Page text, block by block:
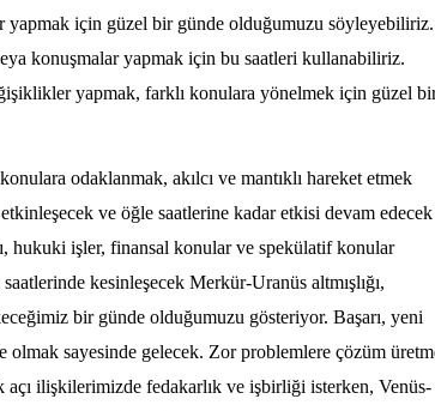
yapmak için güzel bir günde olduğumuzu söyleyebiliriz.
konuşmalar yapmak için bu saatleri kullanabiliriz.
yapmak, farklı konulara yönelmek için güzel
odaklanmak, akılcı ve mantıklı hareket etmek
ve öğle saatlerine kadar etkisi devam edecek
hukuki işler, finansal konularve spekülatif konular
kesinleşecek Merkür-Uranüs altmışlığı,
bir günde olduğumuzu gösteriyor. Başarı, yeni
sayesinde gelecek. Zor problemlere çözüm
açı ilişkilerimizde fedakarlık ve işbirliği isterken, Venüs-